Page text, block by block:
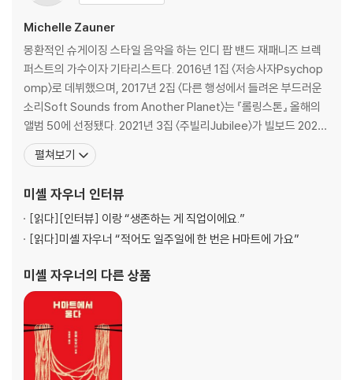
Michelle Zauner
몽환적인 슈게이징 스타일 음악을 하는 인디 팝 밴드 재패니즈 브렉
퍼스트의 가수이자 기타리스트다. 2016년 1집 〈저승사자Psychop
omp〉로 데뷔했으며, 2017년 2집 〈다른 행성에서 들려온 부드러운
소리Soft Sounds from Another Planet〉는 『롤링스톤』 올해의
앨범 50에 선정됐다. 2021년 3집 〈주빌리Jubilee〉가 빌보드 2021
상반기 최고 앨범 50에 선정되며 전 세계 주요 음원 차트에서 상위권
에 올랐다. 북미, 유럽, 아시아 등 전 세계를 돌아다니며 활발히 투어
번 올랐으
펼쳐보기
미셸 자우너 인터뷰
[읽다][인터뷰] 이랑 “생존하는 게 직업이에요.”
[읽다]미셸 자우너 “적어도 일주일에 한 번은 H마트에 가요”
미셸 자우너의 다른 상품